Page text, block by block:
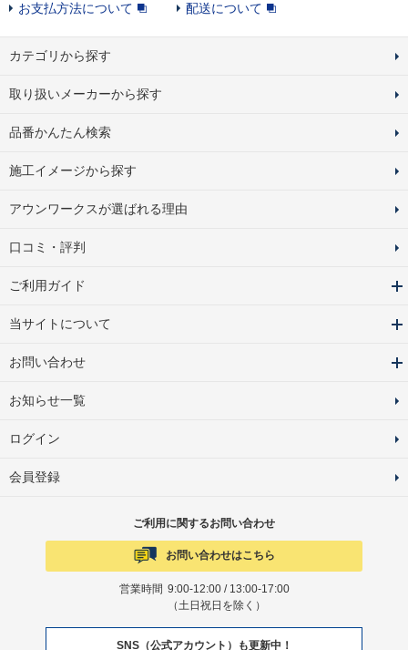
お支払方法について
配送について
カテゴリから探す
取り扱いメーカーから探す
品番かんたん検索
施工イメージから探す
アウンワークスが選ばれる理由
口コミ・評判
ご利用ガイド
当サイトについて
お問い合わせ
お知らせ一覧
ログイン
会員登録
ご利用に関するお問い合わせ
お問い合わせはこちら
営業時間 9:00-12:00 / 13:00-17:00
（土日祝日を除く）
SNS（公式アカウント）も更新中！